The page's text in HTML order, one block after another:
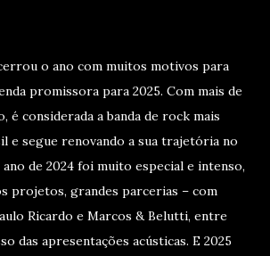
o ano com muitos motivos para
promissora para 2025. Com mais de
é considerada a banda de rock mais
e segue renovando a sua trajetória no
de 2024 foi muito especial e intenso,
projetos, grandes parcerias – com
Ricardo e Marcos & Belutti, entre
das apresentações acústicas. E 2025